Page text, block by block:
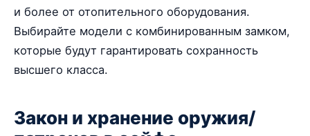
и более от отопительного оборудования.
Выбирайте модели с комбинированным замком,
которые будут гарантировать сохранность
высшего класса.
Закон и хранение оружия/